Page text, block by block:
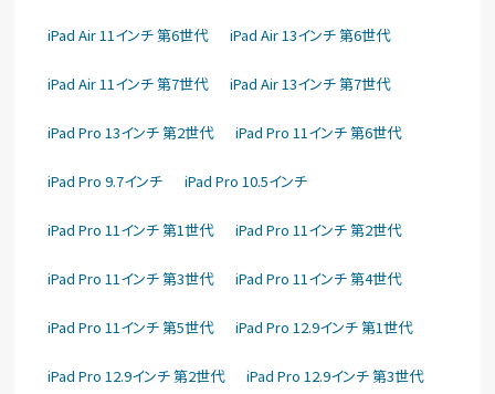
iPad Air 11インチ 第6世代 iPad Air 13インチ 第6世代
iPad Air 11インチ 第7世代 iPad Air 13インチ 第7世代
iPad Pro 13インチ 第2世代 iPad Pro 11インチ 第6世代
iPad Pro 9.7インチ iPad Pro 10.5インチ
iPad Pro 11インチ 第1世代 iPad Pro 11インチ 第2世代
iPad Pro 11インチ 第3世代 iPad Pro 11インチ 第4世代
iPad Pro 11インチ 第5世代 iPad Pro 12.9インチ 第1世代
iPad Pro 12.9インチ 第2世代 iPad Pro 12.9インチ 第3世代